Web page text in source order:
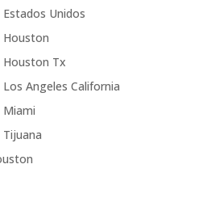
Unidos
Houston
Houston Tx
Angeles California
Miami